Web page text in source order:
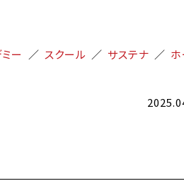
ー スクール サステナ